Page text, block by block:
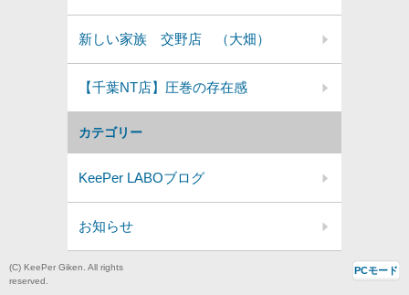
カテゴリー
KeePer LABOブログ
お知らせ
新しい家族 交野店 （大畑）
【千葉NT店】圧巻の存在感
(C) KeePer Giken. All rights
reserved.
PCモード